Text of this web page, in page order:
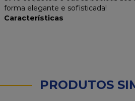
forma elegante e sofisticada!
Características
PRODUTOS